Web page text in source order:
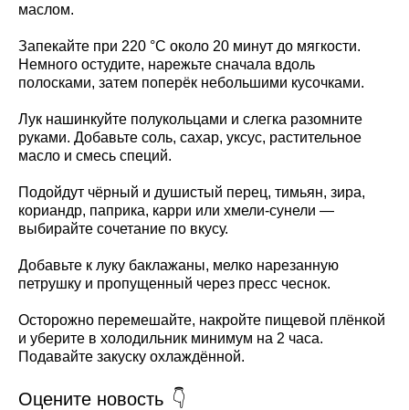
маслом.
Запекайте при 220 °C около 20 минут до мягкости.
Немного остудите, нарежьте сначала вдоль
полосками, затем поперёк небольшими кусочками.
Лук нашинкуйте полукольцами и слегка разомните
руками. Добавьте соль, сахар, уксус, растительное
масло и смесь специй.
Подойдут чёрный и душистый перец, тимьян, зира,
кориандр, паприка, карри или хмели-сунели —
выбирайте сочетание по вкусу.
Добавьте к луку баклажаны, мелко нарезанную
петрушку и пропущенный через пресс чеснок.
Осторожно перемешайте, накройте пищевой плёнкой
и уберите в холодильник минимум на 2 часа.
Подавайте закуску охлаждённой.
Оцените новость